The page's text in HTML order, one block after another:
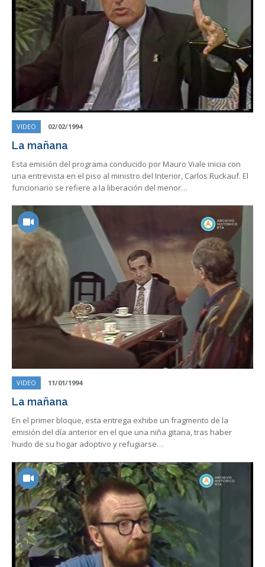
VIDEO 02/02/1994
La mañana
Esta emisión del programa conducido por Mauro Viale inicia con
una entrevista en el piso al ministro del Interior, Carlos Ruckauf. El
funcionario se refiere a la liberación del menor…
VIDEO 11/01/1994
La mañana
En el primer bloque, esta entrega exhibe un fragmento de la
emisión del día anterior en el que una niña gitana, tras haber
huido de su hogar adoptivo y refugiarse…